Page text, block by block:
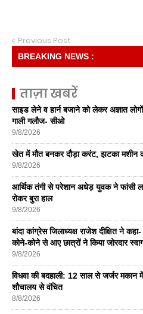
Previous Post
BREAKING NEWS :
ताज़ा खबरें
साइड लेने व हार्न बजाने को लेकर अज्ञात
गाली गलौज- सीओ
9/8/2026
खेत में मौत बनकर दौड़ा करंट, झटका मशीन
9/8/2026
आर्थिक तंगी से परेशान अधेड़ युवक ने फांसी
रोकर बुरा हाल
9/8/2026
बांदा कांग्रेस जिलाध्यक्ष राजेश दीक्षित ने
कोने-कोने से आए छात्रों ने किया जोरदार
9/8/2026
विधवा की बदहाली: 12 साल से जर्जर
शौचालय से वंचित
8/8/2026